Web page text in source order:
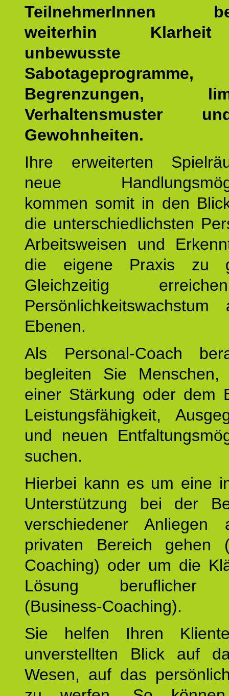
TeilnehmerInnen
weiterhin
unbewusste
Begrenzungen,
Verhaltensmuster
Gewohnheiten.
Ihre erweiterten
neue
kommen somit in den
die unterschiedlichsten
Arbeitsweisen und
die eigene Praxis zu
Gleichzeitig
Ebenen.
Als Personal-Coach
begleiten Sie
einer Stärkung oder dem
Leistungsfähigkeit,
und neuen
suchen.
Hierbei kann es um eine
Unterstützung bei der
verschiedener Anliegen
privaten Bereich gehen
Coaching) oder um die
Lösung beruflicher
(Business-Coaching).
Sie helfen Ihren
unverstellten Blick auf
Wesen, auf das